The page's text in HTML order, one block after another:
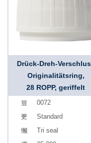
Drück-Dreh-
Originalitätsring,
28 ROPP, geriffelt
0072
Standard
Tri seal